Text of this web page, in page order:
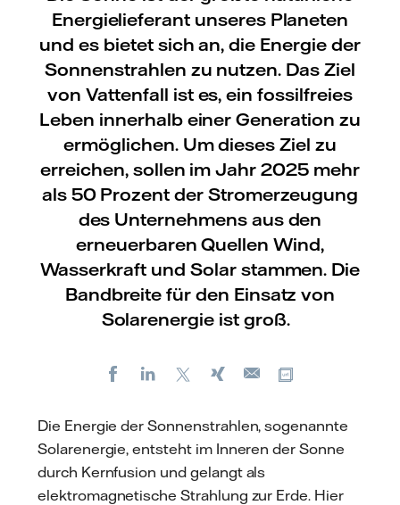
Energielieferant unseres Planeten
und es bietet sich an, die Energie der
Sonnenstrahlen zu nutzen. Das Ziel
von Vattenfall ist es, ein fossilfreies
Leben innerhalb einer Generation zu
ermöglichen. Um dieses Ziel zu
erreichen, sollen im Jahr 2025 mehr
als 50 Prozent der Stromerzeugung
des Unternehmens aus den
erneuerbaren Quellen Wind,
Wasserkraft und Solar stammen. Die
Bandbreite für den Einsatz von
Solarenergie ist groß.
FacebookLinkedIn Xing
E-
Die Energie der Sonnenstrahlen, sogenannte
Solarenergie, entsteht im Inneren der Sonne
durch Kernfusion und gelangt als
elektromagnetische Strahlung zur Erde. Hier